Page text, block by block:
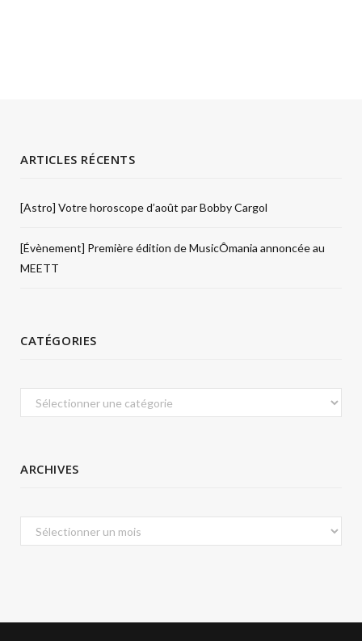
ARTICLES RÉCENTS
[Astro] Votre horoscope d’août par Bobby Cargol
[Évènement] Première édition de MusicÔmania annoncée au
MEETT
CATÉGORIES
Catégories
ARCHIVES
Archives